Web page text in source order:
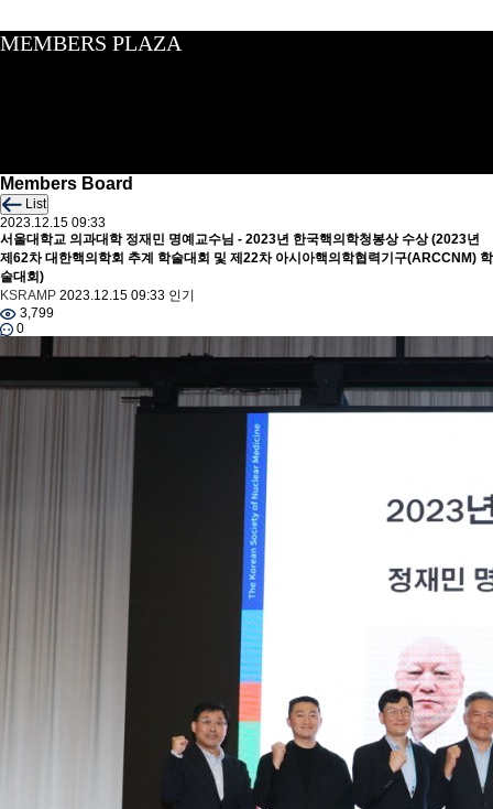
MEMBERS PLAZA
Members Board
List
2023.12.15 09:33
서울대학교 의과대학 정재민 명예교수님 - 2023년 한국핵의학청봉상 수상 (2023년
제62차 대한핵의학회 추계 학술대회 및 제22차 아시아핵의학협력기구(ARCCNM) 학
술대회)
KSRAMP 2023.12.15 09:33 인기
3,799
0